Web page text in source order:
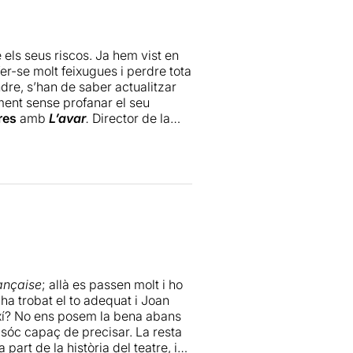
als clàssics i que
entre si amb un
forma coral i destacant un
habituats i ens ofereix
nos a un Harpagon
Sens dubte, es tracta
seus riscos. Ja hem vist en
se molt feixugues i perdre tota
s’han de saber actualitzar
sense profanar el seu
amb L’avar. Director de la
moderna sense trucs
En aquest sentit, suposa
i la seva veterania
i precisió
ambiciós, i que es pot fer riure
varietats. Una bona lliçó que,
; allà es passen molt i ho
trobat el to adequat i Joan
No ens posem la bena abans
capaç de precisar. La resta
part de la història del teatre, i